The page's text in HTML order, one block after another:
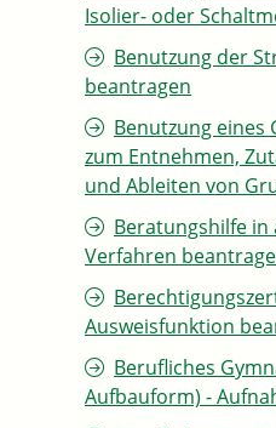
Isolier- oder
Benutzung der
beantragen
Benutzung eines
zum Entnehmen,
und Ableiten von
Beratungshilfe
Verfahren
Ausweisfunktion
Berufliches
Aufbauform) -